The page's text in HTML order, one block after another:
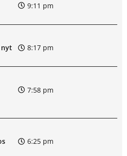
9:11 pm
nyt
8:17 pm
7:58 pm
6:25 pm